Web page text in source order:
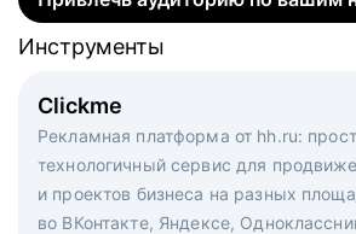
Clickme
Рекламная платформа от hh.ru:
технологичный сервис для
и проектов бизнеса на разных
во ВКонтакте, Яндексе,
Инструменты
Вакансия дня
Рекламный формат для вакансий на
hh.ru. Увеличивает количество
Инструменты
Массовый подбор под ключ. Решите,
кандидатов и когда вам нужно, и за
маркетологи, рекрутеры и
hh.ru с целым набором digital-
Инструменты